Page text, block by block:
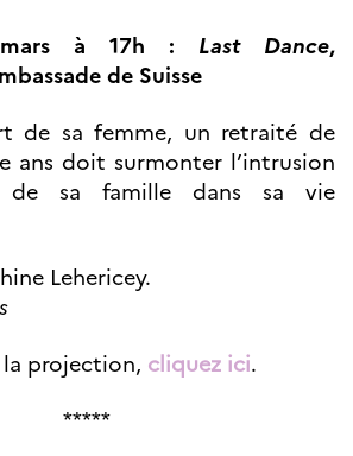
mars à 17h : Last Dance,
de Suisse
de sa femme, un retraité de
ans doit surmonter l’intrusion
de sa famille dans sa vie
Lehericey.
la projection, cliquez ici.
*****